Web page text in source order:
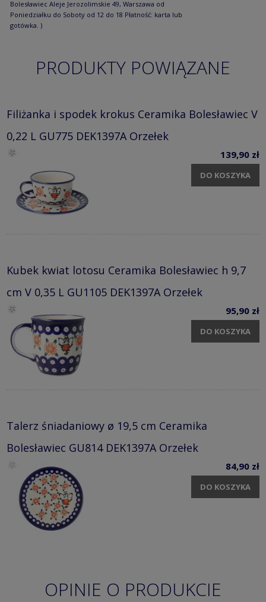
Bolesławiec Aleje Jerozolimskie 49, Warszawa od
Poniedziałku do Soboty od 12 do 18 Płatność: karta lub
gotówka. )
PRODUKTY POWIĄZANE
Filiżanka i spodek krokus Ceramika Bolesławiec V
0,22 L GU775 DEK1397A Orzełek
139,90 zł
DO KOSZYKA
Kubek kwiat lotosu Ceramika Bolesławiec h 9,7
cm V 0,35 L GU1105 DEK1397A Orzełek
95,90 zł
DO KOSZYKA
Talerz śniadaniowy ø 19,5 cm Ceramika
Bolesławiec GU814 DEK1397A Orzełek
84,90 zł
DO KOSZYKA
OPINIE O PRODUKCIE